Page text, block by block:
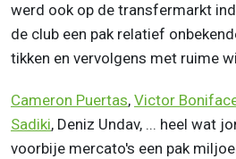
werd ook op de transfermarkt
de club een pak relatief
tikken en vervolgens met ruime
Cameron Puertas, Victor
Sadiki, Deniz Undav, ... heel wat
voorbije mercato's een pak